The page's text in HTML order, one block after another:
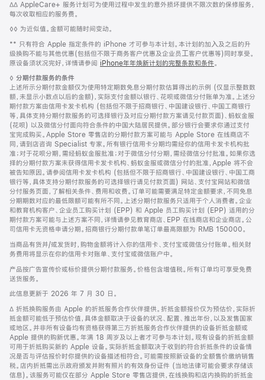
页
页
脚
注
脚
注
∆∆ AppleCare+ 服务计划可为使用过程中发生的意外损坏提供不限次数的保修服务，
每次收取相应的服务费。
脚
◊◊ 为近似值。金额可能随时间变动。
脚
注
** 只有符合 Apple 指定条件的 iPhone 才可参与本计划。本计划的加⼊及之后的升
级换购不能与其他优惠(包括但不限于商务客户优惠及企业员⼯客户优惠等)同时享受。
原设备须状况完好，详情请参阅 iPhone年年焕新计划的完整条款和条件。
脚
注
◊ 分期付款服务的条件
上述所示分期付款金额仅为使用特定期数免息分期付款估算得出的示例 (仅显示整数数
额，未显示小数点以后的金额)，实际支付金额以银行、花呗或微信分付账单为准。上述分
期付款方案由信用卡发卡机构 (包括但不限于招商银行、中国建设银行、中国工商银行
等，具体支持分期付款服务的可选择银行及对应分期付款方案请见付款页面)、蚂蚁金服
(花呗) 以及微信分付面向符合条件的中国大陆居民提供。部分银行会要求你通过支付
宝完成购买。Apple Store 零售店的分期付款方案可能与 Apple Store 在线商店不
同，请到店咨询 Specialist 专家。所有银行信用卡分期均需经你的信用卡发卡机构批
准；对于花呗分期，需经蚂蚁金服批准；对于微信分付分期，需经微信分付批准。如果你选
择的分期付款方案未获得信用卡发卡机构、蚂蚁金服或微信分付的批准，Apple 将不会
被告知原因。请参阅信用卡发卡机构 (包括但不限于招商银行、中国建设银行、中国工商
银行等，具体支持分期付款服务的可选择银行请见付款页面) 网站、支付宝网站和微信
分付服务页面，了解相关条件、费用和收费。订单可能需要满足特定金额要求，不同免息
分期期数对应的最低限额可能有所不同。上述分期付款服务只适用于个人消费者。企业
和教育机构客户、企业员工购买计划 (EPP) 和 Apple 员工购买计划 (EPP) 适用的分
期付款方案可能与上述方案不同，详情请参见教育商店、EPP 在线商店和企业商店。公
司信用卡无资格申请分期。招商银行分期付款单笔订单最高限额为 RMB 150000。
当商品有货并/或发货时，购物金额将计入你的信用卡、支付宝或微信分付账单。相关财
务费用将显示在你的信用卡对账单、支付宝或微信账户中。
产品按广告宣传价或标价提供分期付款服务。价格包含增值税。所有订单均可享受免费
送货服务。
此信息更新于 2026 年 7 月 30 日。
脚
注
∆ 折抵换购服务由 Apple 的折抵服务合作伙伴提供。折抵金额报价仅为预估价，实际折
抵金额可能低于预估价值，具体金额取决于设备的状况、配置、推出年份，以及发售国家
或地区。并非所有设备均有资格获得第三方折抵服务合作伙伴提供的设备折抵金额或
Apple 提供的购新优惠。年满 18 周岁及以上者才可参与本计划。现有设备的折抵金额
可用于折抵购买新的 Apple 设备。实际折抵金额取决于收到的符合折抵条件的设备情
况是否与评估报价时你提供的设备描述相符合。可能需按照新设备的全额售价缴纳销售
税。店内折抵需出示政府颁发并附有照片的有效身份证件 (当地法律可能会要求存储该
信息)。该服务可能仅在部分 Apple Store 零售店提供，在线换购和店内换购的折抵金